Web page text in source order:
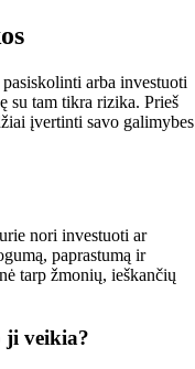
arba investuoti
su tam tikra rizika. Prieš
įvertinti savo galimybes
nori investuoti ar
paprastumą ir
tarp žmonių, ieškančių
ji veikia?